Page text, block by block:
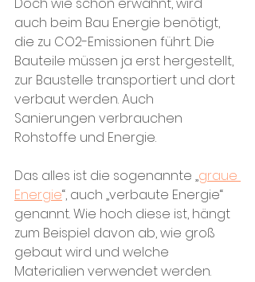
auch beim Bau Energie benötigt,
die zu CO2-Emissionen führt. Die
Bauteile müssen ja erst hergestellt,
zur Baustelle transportiert und dort
verbaut werden. Auch
Sanierungen verbrauchen
Rohstoffe und Energie.
Das alles ist die sogenannte „graue
Energie“, auch „verbaute Energie“
genannt. Wie hoch diese ist, hängt
zum Beispiel davon ab, wie groß
gebaut wird und welche
Materialien verwendet werden.